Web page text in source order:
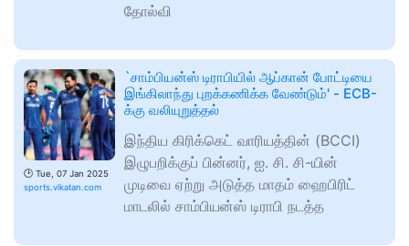
தோல்வி
🕑 Tue, 07 Jan 2025
sports.vikatan.com
`சாம்பியன்ஸ் டிராபியில் ஆப்கான் போட்டியை
இங்கிலாந்து புறக்கணிக்க வேண்டும்' - ECB-
க்கு வலியுறுத்தல்
இந்திய கிரிக்கெட் வாரியத்தின் (BCCI)
இழுபறிக்குப் பின்னர், ஐ. சி. சி-யின்
முடிவை ஏற்று அடுத்த மாதம் ஹைபிரிட்
மாடலில் சாம்பியன்ஸ் டிராபி நடத்த